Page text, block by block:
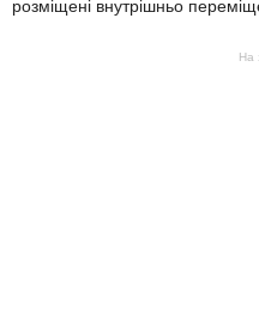
розміщені внутрішньо
На